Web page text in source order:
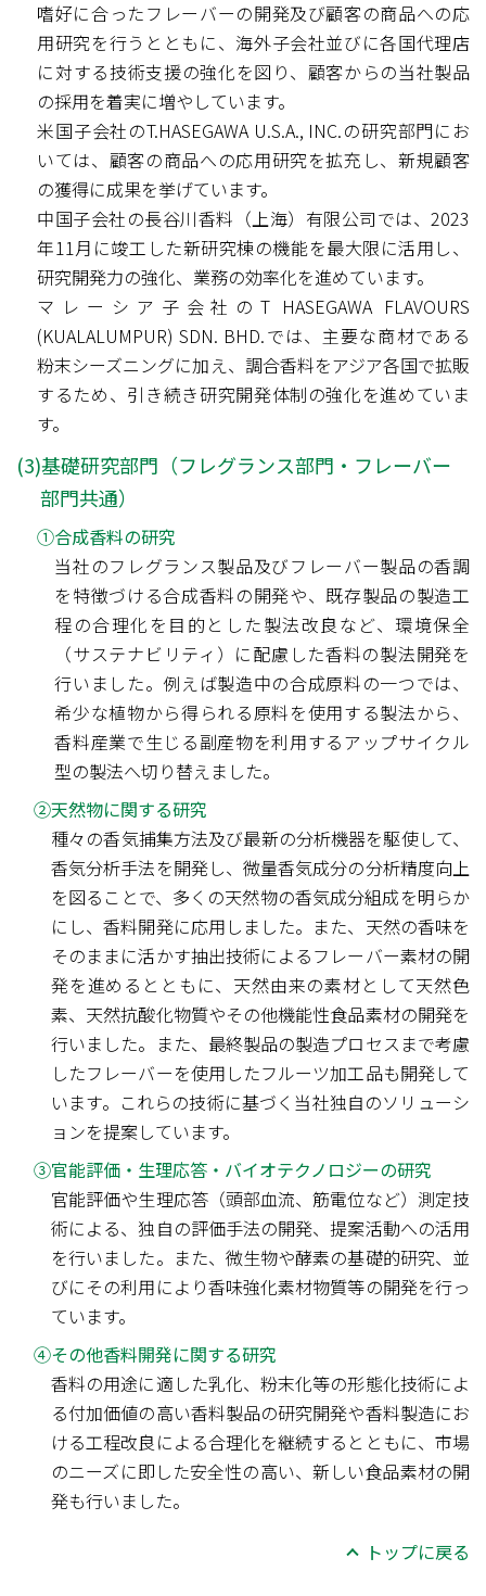
嗜好に合ったフレーバーの開発及び顧客の商品への応
用研究を行うとともに、海外子会社並びに各国代理店
に対する技術支援の強化を図り、顧客からの当社製品
の採用を着実に増やしています。
米国子会社のT.HASEGAWA U.S.A., INC.の研究部門にお
いては、顧客の商品への応用研究を拡充し、新規顧客
の獲得に成果を挙げています。
中国子会社の長谷川香料（上海）有限公司では、2023
年11月に竣工した新研究棟の機能を最大限に活用し、
研究開発力の強化、業務の効率化を進めています。
マレーシア子会社のT HASEGAWA FLAVOURS
(KUALALUMPUR) SDN. BHD.では、主要な商材である
粉末シーズニングに加え、調合香料をアジア各国で拡販
するため、引き続き研究開発体制の強化を進めていま
す。
(3)基礎研究部門（フレグランス部門・フレーバー
部門共通）
①合成香料の研究
当社のフレグランス製品及びフレーバー製品の香調
を特徴づける合成香料の開発や、既存製品の製造工
程の合理化を目的とした製法改良など、環境保全
（サステナビリティ）に配慮した香料の製法開発を
行いました。例えば製造中の合成原料の一つでは、
希少な植物から得られる原料を使用する製法から、
香料産業で生じる副産物を利用するアップサイクル
型の製法へ切り替えました。
②天然物に関する研究
種々の香気捕集方法及び最新の分析機器を駆使して、
香気分析手法を開発し、微量香気成分の分析精度向上
を図ることで、多くの天然物の香気成分組成を明らか
にし、香料開発に応用しました。また、天然の香味を
そのままに活かす抽出技術によるフレーバー素材の開
発を進めるとともに、天然由来の素材として天然色
素、天然抗酸化物質やその他機能性食品素材の開発を
行いました。また、最終製品の製造プロセスまで考慮
したフレーバーを使用したフルーツ加工品も開発して
います。これらの技術に基づく当社独自のソリューシ
ョンを提案しています。
③官能評価・生理応答・バイオテクノロジーの研究
官能評価や生理応答（頭部血流、筋電位など）測定技
術による、独自の評価手法の開発、提案活動への活用
を行いました。また、微生物や酵素の基礎的研究、並
びにその利用により香味強化素材物質等の開発を行っ
ています。
④その他香料開発に関する研究
香料の用途に適した乳化、粉末化等の形態化技術によ
る付加価値の高い香料製品の研究開発や香料製造にお
ける工程改良による合理化を継続するとともに、市場
のニーズに即した安全性の高い、新しい食品素材の開
発も行いました。
トップに戻る